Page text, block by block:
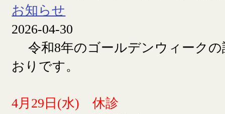
お知らせ
2026-04-30
令和8年のゴールデンウィークの
おりです。
4月29日(水) 休診